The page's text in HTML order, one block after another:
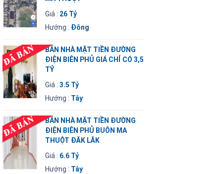
Giá : 26 Tỷ
Hướng : Đông
BÁN NHÀ MẶT TIỀN ĐƯỜNG
ĐIỆN BIÊN PHỦ GIÁ CHỈ CÓ 3,5
TỶ
Giá :3.5 Tỷ
Hướng : Tây
BÁN NHÀ MẶT TIỀN ĐƯỜNG
ĐIỆN BIÊN PHỦ BUÔN MA
THUỘT ĐĂK LĂK
Giá : 6.6 Tỷ
Hướng : Tây